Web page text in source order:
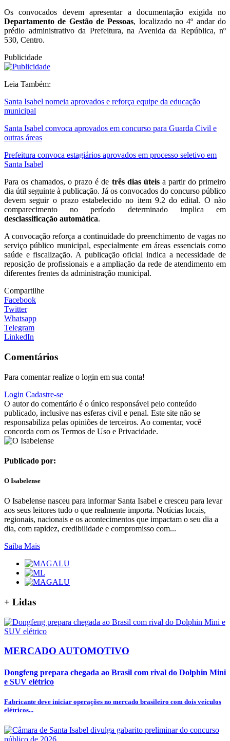
Os convocados devem apresentar a documentação exigida no
Departamento de Gestão de Pessoas, localizado no 4º andar do
prédio administrativo da Prefeitura, na Avenida da República, nº
530, Centro.
Publicidade
Leia Também:
Santa Isabel nomeia aprovados e reforça equipe da educação
municipal
Santa Isabel convoca aprovados em concurso para Guarda Civil e
outras áreas
Prefeitura convoca estagiários aprovados em processo seletivo em
Santa Isabel
Para os chamados, o prazo é de três dias úteisa partir do primeiro
dia útil seguinte à publicação. Já os convocados do concurso público
devem seguir o prazo estabelecido no item 9.2 do edital. O não
comparecimento no período determinado implica em
desclassificação automática.
A convocação reforça a continuidade do preenchimento de vagas no
serviço público municipal, especialmente em áreas essenciais como
saúde e fiscalização. A publicação oficial indica a necessidade de
reposição de profissionais e a ampliação da rede de atendimento em
diferentes frentes da administração municipal.
Compartilhe
Facebook
Twitter
Whatsapp
Telegram
LinkedIn
Comentários
Para comentar realize o login em sua conta!
Login Cadastre-se
O autor do comentário é o único responsável pelo conteúdo
publicado, inclusive nas esferas civil e penal. Este site não se
responsabiliza pelas opiniões de terceiros. Ao comentar, você
concorda com os Termos de Uso e Privacidade.
Publicado por:
O Isabelense
O Isabelense nasceu para informar Santa Isabel e cresceu para levar
aos seus leitores tudo o que realmente importa. Notícias locais,
regionais, nacionais e os acontecimentos que impactam o seu dia a
dia, com rapidez, credibilidade e compromisso com...
Saiba Mais
+ Lidas
MERCADO AUTOMOTIVO
Dongfeng prepara chegada ao Brasil com rival do Dolphin Mini
e SUV elétrico
Fabricante deve iniciar operações no mercado brasileiro com dois veículos
elétricos...